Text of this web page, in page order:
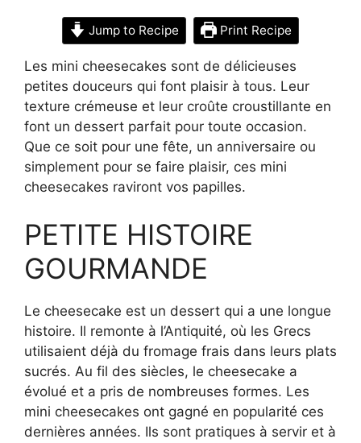
Jump to Recipe Print Recipe
Les mini cheesecakes sont de délicieuses
petites douceurs qui font plaisir à tous. Leur
texture crémeuse et leur croûte croustillante en
font un dessert parfait pour toute occasion.
Que ce soit pour une fête, un anniversaire ou
simplement pour se faire plaisir, ces mini
cheesecakes raviront vos papilles.
PETITE HISTOIRE
GOURMANDE
Le cheesecake est un dessert qui a une longue
histoire. Il remonte à l’Antiquité, où les Grecs
utilisaient déjà du fromage frais dans leurs plats
sucrés. Au fil des siècles, le cheesecake a
évolué et a pris de nombreuses formes. Les
mini cheesecakes ont gagné en popularité ces
dernières années. Ils sont pratiques à servir et à